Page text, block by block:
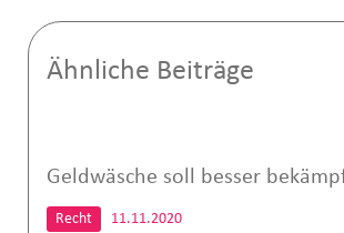
Ähnliche Beiträge
Geldwäsche soll besser
Recht 11.11.2020